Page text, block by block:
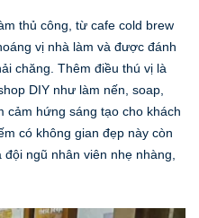
thủ công, từ cafe cold brew
vị nhà làm và được đánh
chăng. Thêm điều thú vị là
DIY như làm nến, soap,
cảm hứng sáng tạo cho khách
có không gian đẹp này còn
ngũ nhân viên nhẹ nhàng,